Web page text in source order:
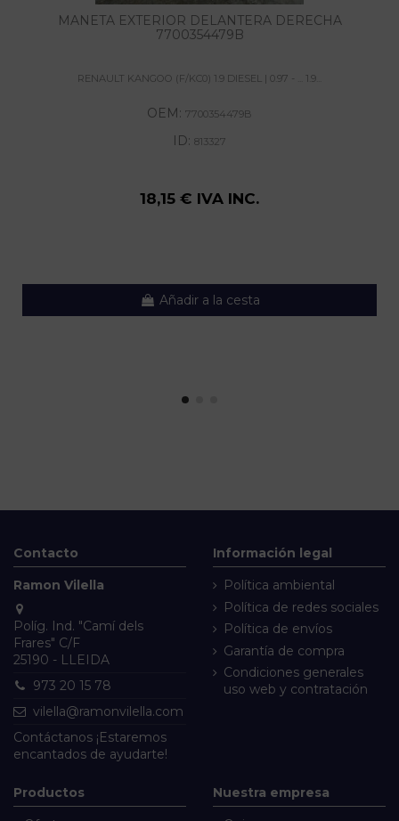
MANETA EXTERIOR DELANTERA DERECHA
7700354479B
RENAULT KANGOO (F/KC0) 1.9 DIESEL | 0.97 - ... 1.9...
OEM: 7700354479B
ID: 813327
18,15 € IVA INC.
Añadir a la cesta
Contacto
Ramon Vilella
Políg. Ind. "Camí dels
Frares" C/F
25190 - LLEIDA
973 20 15 78
vilella@ramonvilella.com
Contáctanos ¡Estaremos
encantados de ayudarte!
Información legal
Política ambiental
Política de redes sociales
Política de envíos
Garantía de compra
Condiciones generales
uso web y contratación
Productos Nuestra empresa